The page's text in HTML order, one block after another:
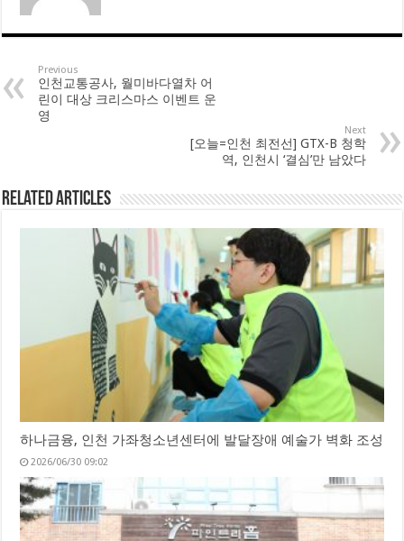
Previous
인천교통공사, 월미바다열차 어
린이 대상 크리스마스 이벤트 운
영
Next
[오늘=인천 최전선] GTX-B 청학
역, 인천시 ‘결심’만 남았다
Related Articles
하나금융, 인천 가좌청소년센터에 발달장애 예술가 벽화 조성
2026/06/30 09:02